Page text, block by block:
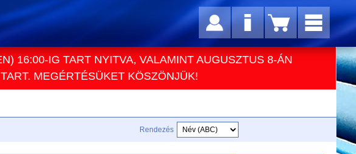
16:00-IG TART NYITVA, VALAMINT AUGUSZTUS 8-ÁN
MEGÉRTÉSÜKET KÖSZÖNJÜK!
Rendezés